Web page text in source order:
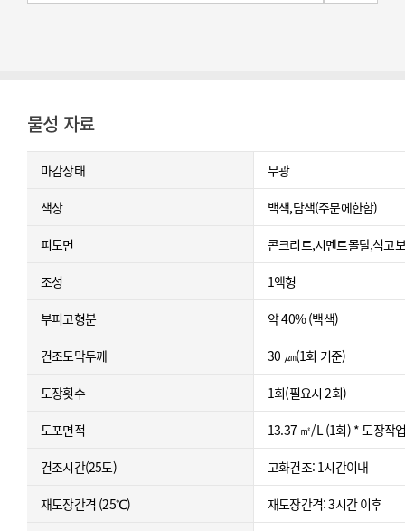
물성 자료
마감상태 무광
색상 백색,담색(주문에한함)
피도면 콘크리트,시멘트몰탈,석고
조성 1액형
부피고형분 약 40% (백색)
건조도막두께 30 ㎛(1회 기준)
도장횟수 1회(필요시 2회)
도포면적 13.37 ㎡/L (1회) * 도장작
건조시간(25도) 고화건조: 1시간이내
재도장간격 (25℃) 재도장간격: 3시간 이후